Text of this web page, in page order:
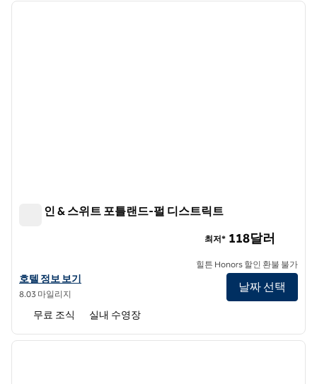
1/12
다음
햄튼 인 & 스위트 포틀랜드-펄 디스트릭트
햄튼 인 & 스위트 포틀랜드-펄 디스트릭트의 호텔 정보 보기
호텔 정보 보기
8.03 마일리지
최저* 118달러
힐튼 Honors 할인 환불 불가
날짜 선택
무료 조식 실내 수영장
1/12
다음